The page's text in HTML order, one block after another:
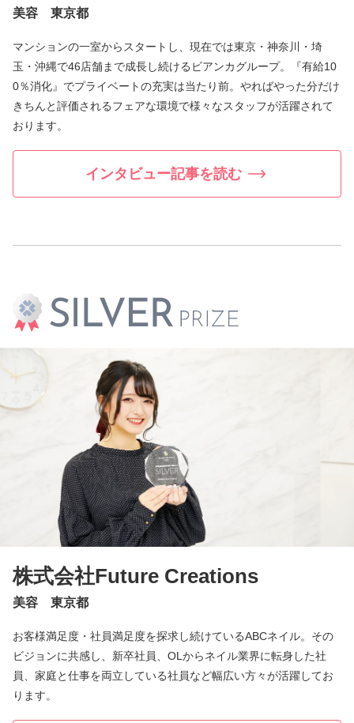
美容 東京都
マンションの一室からスタートし、現在では東京・神奈川・埼
玉・沖縄で46店舗まで成長し続けるビアンカグループ。『有給10
0％消化』でプライベートの充実は当たり前。やればやった分だけ
きちんと評価されるフェアな環境で様々なスタッフが活躍されて
おります。
インタビュー記事を読む
株式会社Future Creations
美容 東京都
お客様満足度・社員満足度を探求し続けているABCネイル。その
ビジョンに共感し、新卒社員、OLからネイル業界に転身した社
員、家庭と仕事を両立している社員など幅広い方々が活躍してお
ります。